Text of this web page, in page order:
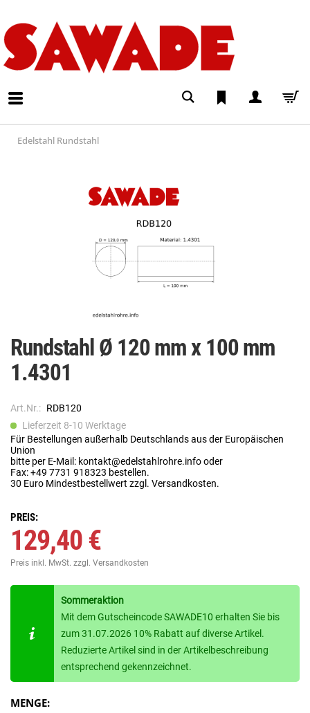
Edelstahl Rundstahl
Rundstahl Ø 120 mm x 100 mm
1.4301
Art.Nr.: RDB120
Lieferzeit 8-10 Werktage
Für Bestellungen außerhalb Deutschlands aus der Europäischen
Union
bitte per E-Mail: kontakt@edelstahlrohre.info oder
Fax: +49 7731 918323 bestellen.
30 Euro Mindestbestellwert zzgl. Versandkosten.
PREIS:
129,40 €
Preis inkl. MwSt. zzgl. Versandkosten
Sommeraktion
Mit dem Gutscheincode SAWADE10 erhalten Sie bis
zum 31.07.2026 10% Rabatt auf diverse Artikel.
Reduzierte Artikel sind in der Artikelbeschreibung
entsprechend gekennzeichnet.
MENGE: